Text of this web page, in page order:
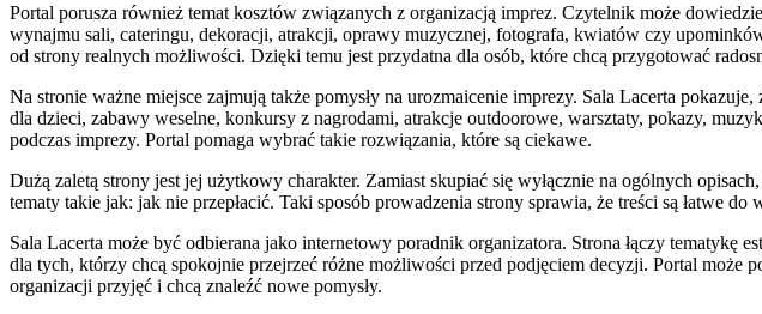
Portal porusza również temat kosztów związanych z organizacją imprez. Czytelnik może
wynajmu sali, cateringu, dekoracji, atrakcji, oprawy muzycznej, fotografa, kwiatów czy
od strony realnych możliwości. Dzięki temu jest przydatna dla osób, które chcą przygotować
Na stronie ważne miejsce zajmują także pomysły na urozmaicenie imprezy. Sala Lacerta
dla dzieci, zabawy weselne, konkursy z nagrodami, atrakcje outdoorowe, warsztaty, pokazy,
podczas imprezy. Portal pomaga wybrać takie rozwiązania, które są ciekawe.
Dużą zaletą strony jest jej użytkowy charakter. Zamiast skupiać się wyłącznie na ogólnych
tematy takie jak: jak nie przepłacić. Taki sposób prowadzenia strony sprawia, że treści są łatwe do
Sala Lacerta może być odbierana jako internetowy poradnik organizatora. Strona łączy
dla tych, którzy chcą spokojnie przejrzeć różne możliwości przed podjęciem decyzji. Portal
organizacji przyjęć i chcą znaleźć nowe pomysły.